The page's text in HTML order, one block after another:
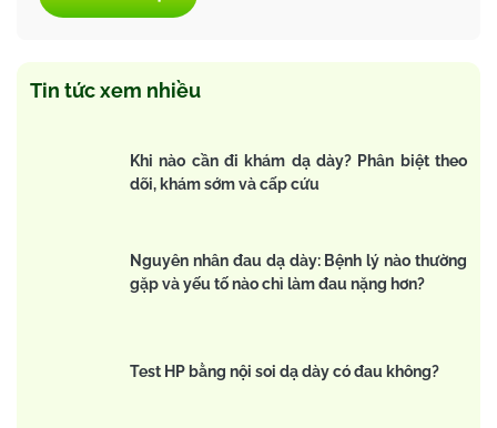
Tin tức xem nhiều
Khi nào cần đi khám dạ dày? Phân biệt theo
dõi, khám sớm và cấp cứu
Nguyên nhân đau dạ dày: Bệnh lý nào thường
gặp và yếu tố nào chỉ làm đau nặng hơn?
Test HP bằng nội soi dạ dày có đau không?